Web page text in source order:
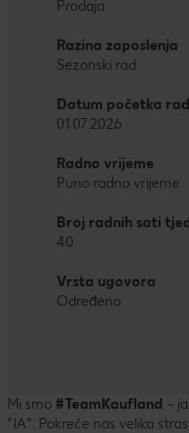
Prodaja
Razina zaposlenja
Sezonski rad
Datum početka
01.07.2026
Radno vrijeme
Puno radno vrijeme
Broj radnih sati
40
Vrsta ugovora
Određeno
Mi smo #TeamKaufland –
"JA". Pokreće nas velika